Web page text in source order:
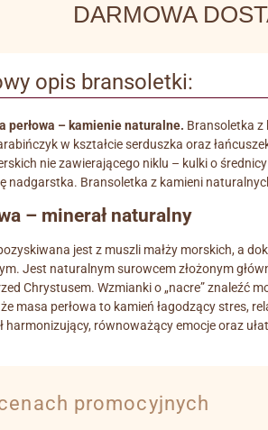
DARMOWA
opis bransoletki:
perłowa – kamienie naturalne. Bransoletka z
w kształcie serduszka oraz
nie zawierającego niklu – kulki o
nadgarstka. Bransoletka z kamieni
– minerał naturalny
jest z muszli małży morskich, a
Jest naturalnym surowcem złożonym
Chrystusem. Wzmianki o „nacre” znaleźć
masa perłowa to kamień łagodzący stres,
harmonizujący, równoważący emocje oraz
promocyjnych